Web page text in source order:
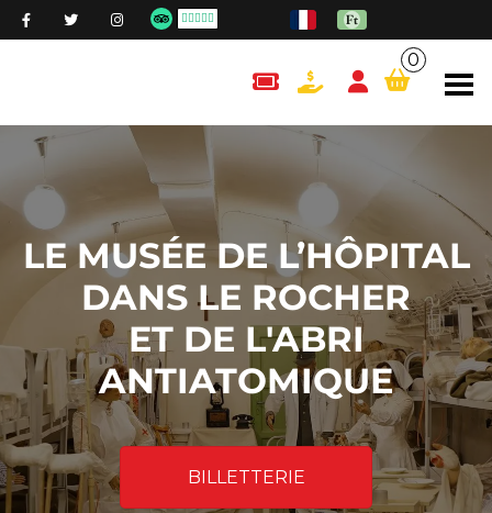
content.cart
0
LE MUSÉE DE L’HÔPITAL
DANS LE ROCHER
ET DE L'ABRI
ANTIATOMIQUE
BILLETTERIE